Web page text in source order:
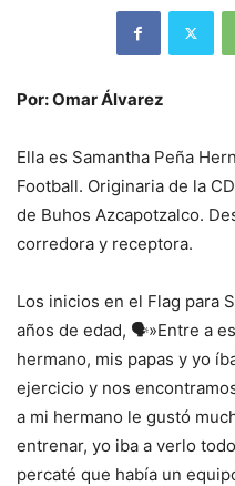
Por: Omar Álvarez
Ella es Samantha Peña
Football. Originaria de la
de Buhos Azcapotzalco.
corredora y receptora.
Los inicios en el Flag para
años de edad, 🗣️»Entre a
hermano, mis papas y yo
ejercicio y nos
a mi hermano le gustó
entrenar, yo iba a verlo
percaté que había un